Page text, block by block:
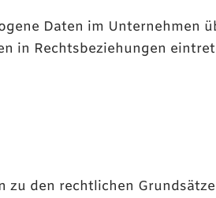
Daten im Unternehmen
in Rechtsbeziehungen
den rechtlichen